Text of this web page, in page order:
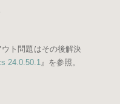
ト問題はその後解決
24.0.50.1』を参照。